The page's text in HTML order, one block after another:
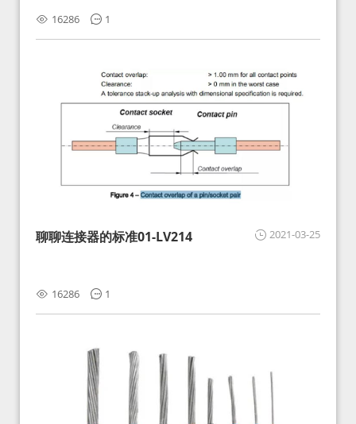
16286 1
2021-03-25
聊聊连接器的标准01-LV214
16286 1